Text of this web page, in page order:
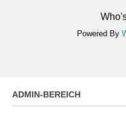
Powered By
ADMIN-BEREICH